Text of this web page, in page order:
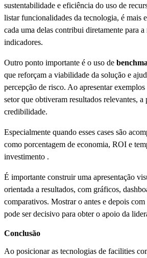
sustentabilidade e eficiência do uso de
listar funcionalidades da tecnologia, é mais
cada uma delas contribui diretamente para a
indicadores.
Outro ponto importante é o uso de
que reforçam a viabilidade da solução e
percepção de risco. Ao apresentar
setor que obtiveram resultados relevantes, a
credibilidade.
Especialmente quando esses cases são
como porcentagem de economia, ROI e
investimento .
É importante construir uma apresentação
orientada a resultados, com gráficos,
comparativos. Mostrar o antes e depois
pode ser decisivo para obter o apoio da
Conclusão
Ao posicionar as tecnologias de facilities